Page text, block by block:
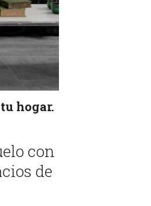
hogar.
con
de